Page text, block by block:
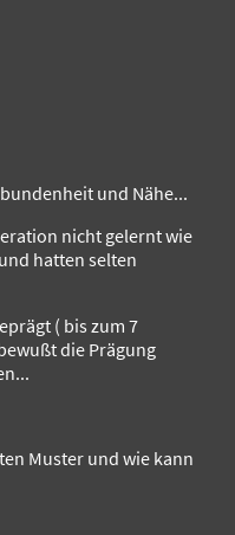
und Nähe...
nicht gelernt wie
hatten selten
( bis zum 7
die Prägung
Muster und wie kann